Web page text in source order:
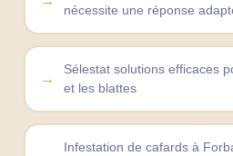
nécessite une réponse
Sélestat solutions efficaces
et les blattes
Infestation de cafards à